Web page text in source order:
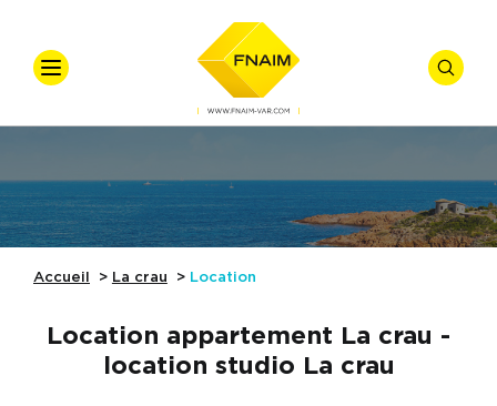
Locations
Gestion Locative
Accueil La crau Location
Location appartement La crau -
location studio La crau
VOTRE
VOTRE
*